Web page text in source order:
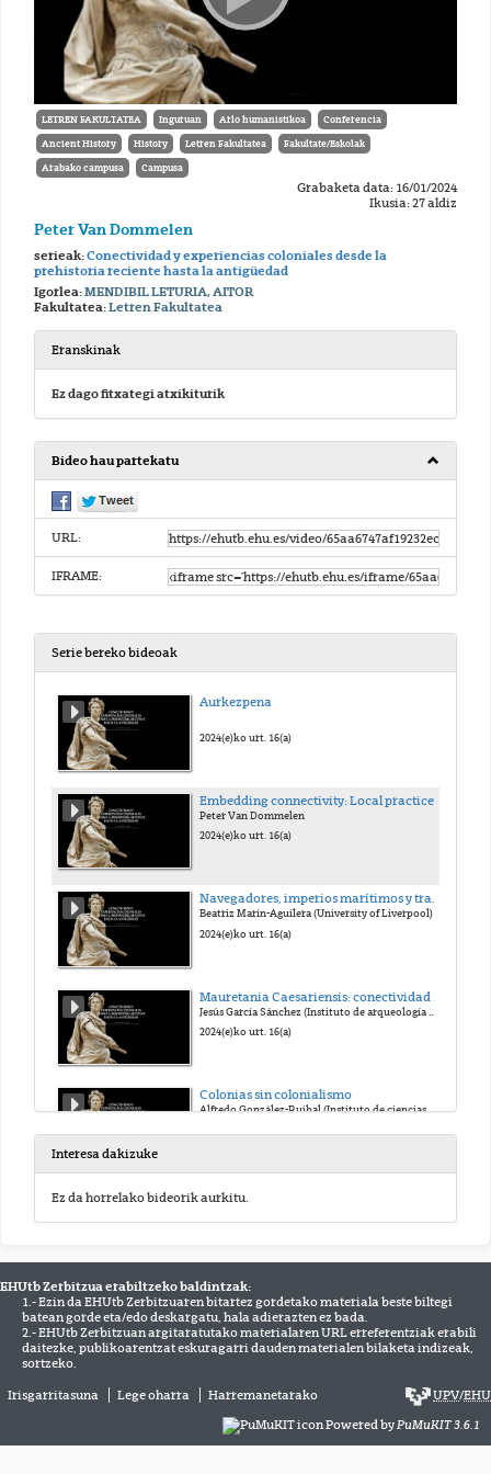
LETREN FAKULTATEA Inguruan Arlo humanistikoa Conferencia
Ancient History History Letren Fakultatea Fakultate/Eskolak
Arabako campusa Campusa
Grabaketa data: 16/01/2024
Ikusia: 27 aldiz
Peter Van Dommelen
serieak:Conectividad y experiencias coloniales desde la
prehistoria reciente hasta la antigüedad
Igorlea:MENDIBIL LETURIA, AITOR
Fakultatea:Letren Fakultatea
Eranskinak
Ez dago fitxategi atxikiturik
Bideo hau partekatu
URL:
IFRAME:
Serie bereko bideoak
Aurkezpena
2024(e)ko urt. 16(a)
Peter Van Dommelen
2024(e)ko urt. 16(a)
Navegadores, imperios marítimos y trabajadoras invisibles en el mundo Fenicio-Púnico
Beatriz Marín-Aguilera (University of Liverpool)
2024(e)ko urt. 16(a)
Jesús García Sánchez (Instituto de arqueología de Mérida IAM/CSIC)
2024(e)ko urt. 16(a)
Colonias sin colonialismo
Alfredo González-Ruibal (Instituto de ciencias del patrimonio-INCIPIT/CSIC)
Jagoba Hidalgo-Masa (UPV/EHU)
2024(e)ko urt. 16(a)
Debate con Rafaél Varón (Arkeoclio), Oihane Mendizabal Sandonís (Aranzadi-UPV/EHU) Mattin Aiestaran (Aranzadi-UPV/EHU)
2024(e)ko urt. 16(a)
Interesa dakizuke
Ez da horrelako bideorik aurkitu.
EHUtb Zerbitzua erabiltzeko baldintzak:
1.- Ezin da EHUtb Zerbitzuaren bitartez gordetako materiala beste biltegi
batean gorde eta/edo deskargatu, hala adierazten ez bada.
2.- EHUtb Zerbitzuan argitaratutako materialaren URL erreferentziak erabili
daitezke, publikoarentzat eskuragarri dauden materialen bilaketa indizeak,
sortzeko.
Irisgarritasuna Lege oharra Harremanetarako UPV/EHU
Powered byPuMuKIT 3.6.1